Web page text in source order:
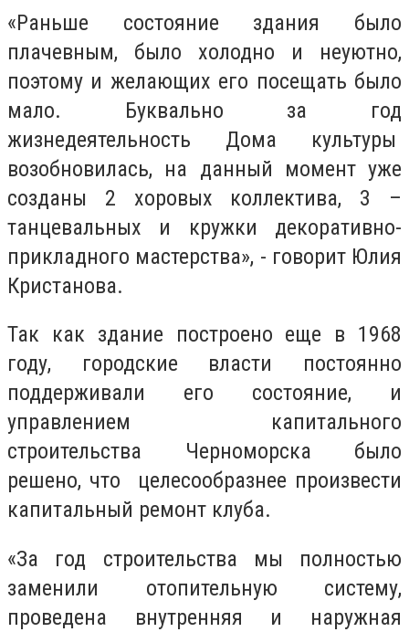
«Раньше состояние здания было
плачевным, было холодно и неуютно,
поэтому и желающих его посещать было
мало. Буквально за год
жизнедеятельность Дома культуры
возобновилась, на данный момент уже
созданы 2 хоровых коллектива, 3 –
танцевальных и кружки декоративно-
прикладного мастерства», - говорит Юлия
Кристанова.
Так как здание построено еще в 1968
году, городские власти постоянно
поддерживали его состояние, и
управлением капитального
строительства Черноморска было
решено, что целесообразнее произвести
капитальный ремонт клуба.
«За год строительства мы полностью
заменили отопительную систему,
проведена внутренняя и наружная